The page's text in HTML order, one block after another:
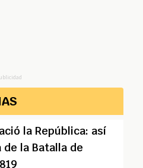
la República: así
la Batalla de